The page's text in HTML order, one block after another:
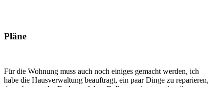
Pläne
Für die Wohnung muss auch noch einiges gemacht werden, ich
habe die Hausverwaltung beauftragt, ein paar Dinge zu reparieren,